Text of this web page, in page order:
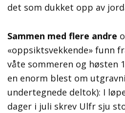
det som dukket opp av
Sammen med flere andre
«oppsiktsvekkende» funn
våte sommeren og høsten
en enorm blest om
undertegnede deltok): I
dager i juli skrev Ulfr sju